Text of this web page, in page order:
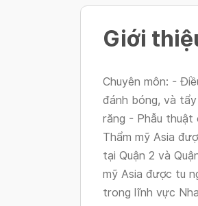
Giới
Chuyên môn: -
đánh bóng, và
răng - Phẫu thuật
Thẩm mỹ Asia
tại Quận 2 và
mỹ Asia được tu
trong lĩnh vực